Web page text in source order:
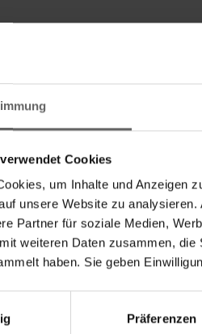
Cookies
um Inhalte und Anzeigen
unsere Website zu
Partner für soziale Medien,
weiteren Daten zusammen,
haben. Sie geben
Präferenzen
Annual